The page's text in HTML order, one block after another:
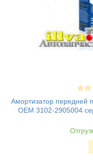
Амортизатор передней
OEM 3102-2905004